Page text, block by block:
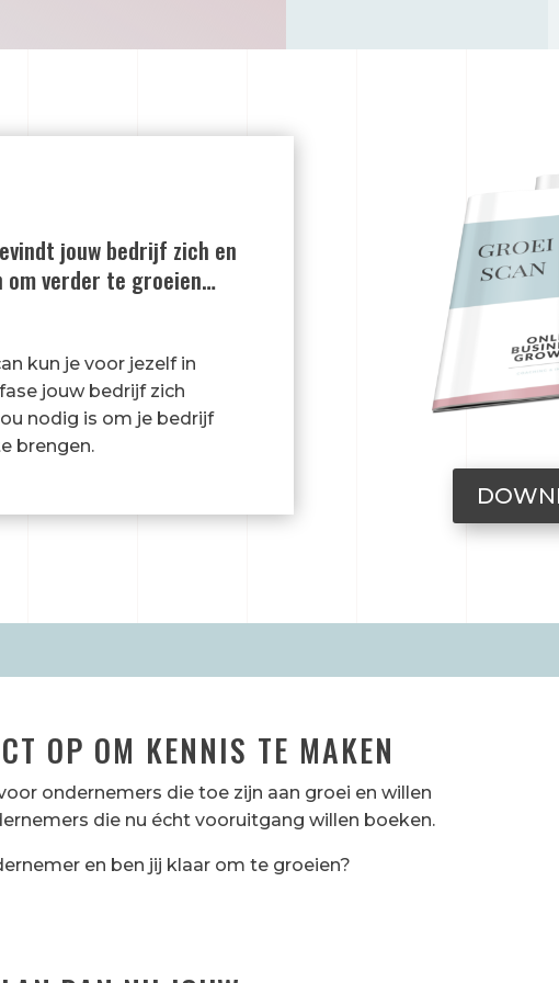
jouw bedrijf zich en
om verder te groeien…
kun je voor jezelf in
jouw bedrijf zich
nodig is om je bedrijf
brengen.
OP OM KENNIS TE MAKEN
ondernemers die toe zijn aan groei en willen
die nu écht vooruitgang willen boeken.
en ben jij klaar om te groeien?